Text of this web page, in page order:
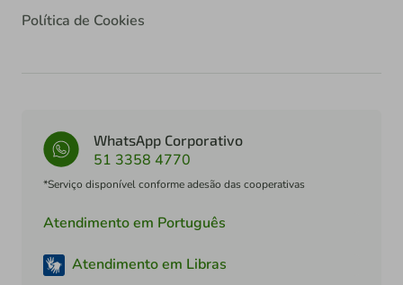
Política de Cookies
WhatsApp Corporativo
51 3358 4770
*Serviço disponível conforme adesão das cooperativas
Atendimento em Português
Atendimento em Libras